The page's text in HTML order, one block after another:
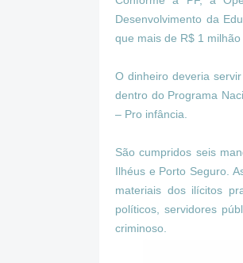
Desenvolvimento da
que mais de R$ 1
O dinheiro deveria
dentro do Programa
– Pro infância.
São cumpridos seis
Ilhéus e Porto Seguro.
materiais dos ilícitos
políticos, servidores
criminoso.